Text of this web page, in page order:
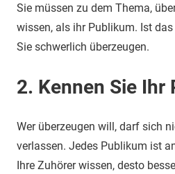
Sie müssen zu dem Thema,
wissen, als ihr Publikum. Ist
Sie schwerlich überzeugen.
2. Kennen Sie Ihr
Wer überzeugen will, darf sich
verlassen. Jedes Publikum ist
Ihre Zuhörer wissen, desto